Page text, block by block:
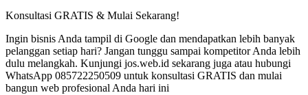
Konsultasi GRATIS & Mulai Sekarang!
Ingin bisnis Anda tampil di Google dan mendapatkan lebih banyak
pelanggan setiap hari? Jangan tunggu sampai kompetitor Anda lebih
dulu melangkah. Kunjungi jos.web.id sekarang juga atau hubungi
WhatsApp 085722250509 untuk konsultasi GRATIS dan mulai
bangun web profesional Anda hari ini